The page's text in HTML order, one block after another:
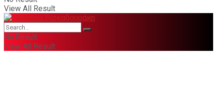
View All Result
No Result
View All Result